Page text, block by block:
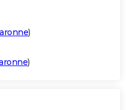
)
)